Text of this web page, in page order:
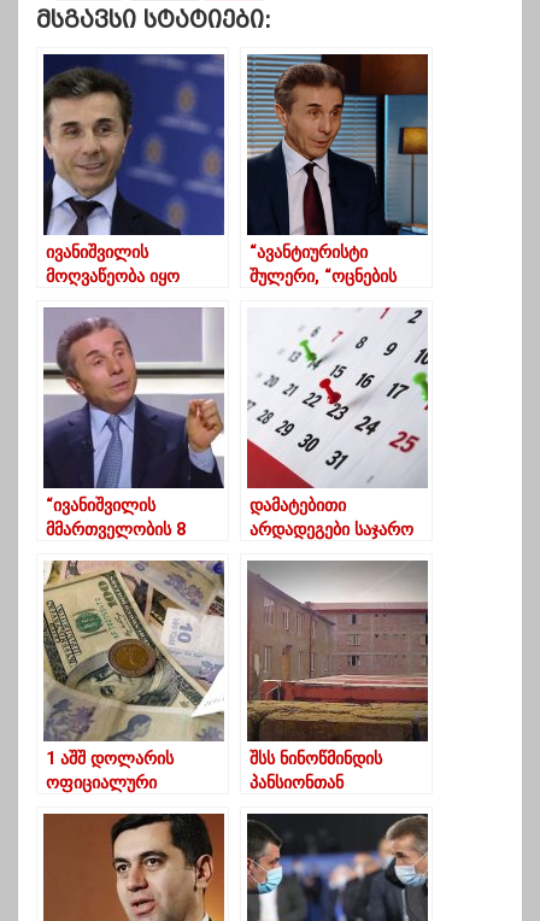
Მსგავსი Სტატიები:
ივანიშვილის
მოღვაწეობა იყო
ქველმოქმედების 8-
წლიანი აქტი-
ნაცვლიშვილი
“ავანტიურისტი
შულერი, “ოცნების
ყველა გადააგდო”-
გიორგი თარგამაძე
ივანიშვილზე
“ივანიშვილის
მმართველობის 8
ბიუჯეტიდან 100
მილიარდზე მეტი
დაიხარჯა”
დამატებითი
არდადეგები საჯარო
– 30 აპრილიდან 13
მაისამდე
საქართველოში
სწავლა შეწყდება
1 აშშ დოლარის
ოფიციალური
ლარი გახდა
შსს ნინოწმინდის
პანსიონთან
მედიასაშუალებებს
მიმართავს და
გამოძიებასთან
თანამშრომლობისკენ